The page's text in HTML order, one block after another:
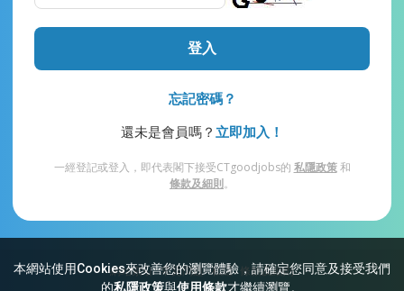
本網站使用Cookies來改善您的瀏覽體驗，請確定您同意及接受我們
的私隱政策與使用條款才繼續瀏覽。
登入
忘記密碼？
還未是會員嗎？ 立即加入！
一經登記或登入，即代表閣下接受CTgoodjobs的 私隱政策和
條款及細則。
網站索引 常見問題 私隱 條款及細則